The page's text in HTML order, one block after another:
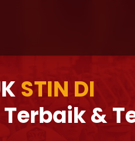
STIN DI
Terbaik &